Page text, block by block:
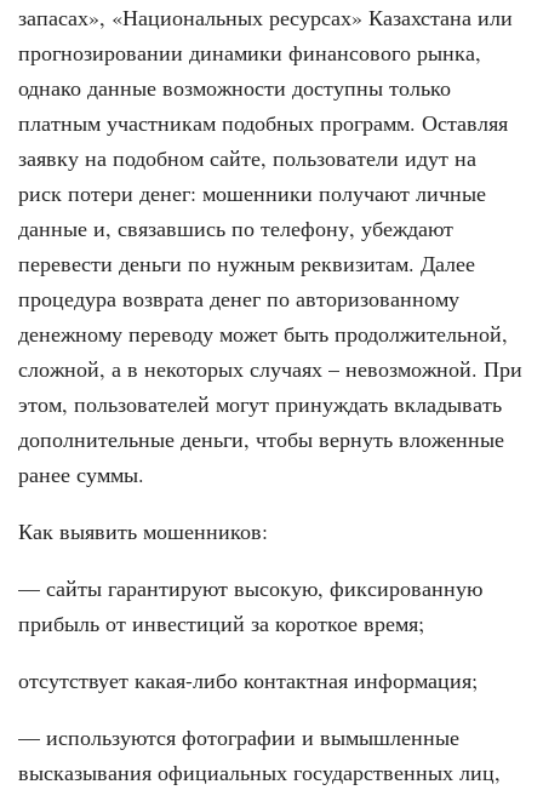
запасах», «Национальных ресурсах» Казахстана или
прогнозировании динамики финансового рынка,
однако данные возможности доступны только
платным участникам подобных программ. Оставляя
заявку на подобном сайте, пользователи идут на
риск потери денег: мошенники получают личные
данные и, связавшись по телефону, убеждают
перевести деньги по нужным реквизитам. Далее
процедура возврата денег по авторизованному
денежному переводу может быть продолжительной,
сложной, а в некоторых случаях – невозможной. При
этом, пользователей могут принуждать вкладывать
дополнительные деньги, чтобы вернуть вложенные
ранее суммы.
Как выявить мошенников:
— сайты гарантируют высокую, фиксированную
прибыль от инвестиций за короткое время;
отсутствует какая-либо контактная информация;
— используются фотографии и вымышленные
высказывания официальных государственных лиц,